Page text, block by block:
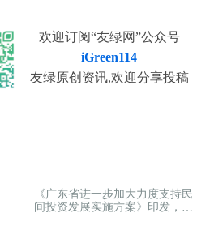
欢迎订阅“友绿网”公众号
iGreen114
友绿原创资讯,欢迎分享投稿
《广东省进一步加大力度支持民
间投资发展实施方案》印发，探